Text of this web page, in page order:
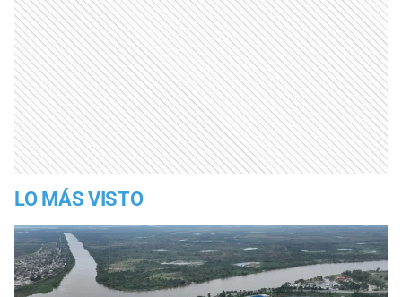
LO MÁS VISTO